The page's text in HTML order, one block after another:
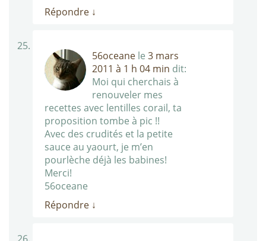
Répondre ↓
56oceane le 3 mars
2011 à 1 h 04 min dit:
Moi qui cherchais à
renouveler mes
recettes avec lentilles corail, ta
proposition tombe à pic !!
Avec des crudités et la petite
sauce au yaourt, je m’en
pourlèche déjà les babines!
Merci!
56oceane
Répondre ↓